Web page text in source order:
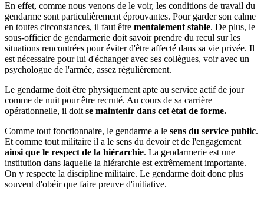
En effet, comme nous venons de le voir, les conditions de travail du
gendarme sont particulièrement éprouvantes. Pour garder son calme
en toutes circonstances, il faut être mentalement stable. De plus, le
sous-officier de gendarmerie doit savoir prendre du recul sur les
situations rencontrées pour éviter d'être affecté dans sa vie privée. Il
est nécessaire pour lui d'échanger avec ses collègues, voir avec un
psychologue de l'armée, assez régulièrement.
Le gendarme doit être physiquement apte au service actif de jour
comme de nuit pour être recruté. Au cours de sa carrière
opérationnelle, il doit se maintenir dans cet état de forme.
Comme tout fonctionnaire, le gendarme a le sens du service public.
Et comme tout militaire il a le sens du devoir et de l'engagement
ainsi que le respect de la hiérarchie. La gendarmerie est une
institution dans laquelle la hiérarchie est extrêmement importante.
On y respecte la discipline militaire. Le gendarme doit donc plus
souvent d'obéir que faire preuve d'initiative.